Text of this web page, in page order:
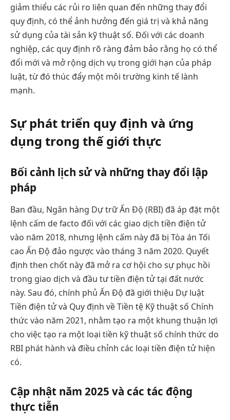
giảm thiểu các rủi ro liên quan đến những thay đổi
quy định, có thể ảnh hưởng đến giá trị và khả năng
sử dụng của tài sản kỹ thuật số. Đối với các doanh
nghiệp, các quy định rõ ràng đảm bảo rằng họ có thể
đổi mới và mở rộng dịch vụ trong giới hạn của pháp
luật, từ đó thúc đẩy một môi trường kinh tế lành
mạnh.
Sự phát triển quy định và ứng
dụng trong thế giới thực
Bối cảnh lịch sử và những thay đổi lập
pháp
Ban đầu, Ngân hàng Dự trữ Ấn Độ (RBI) đã áp đặt một
lệnh cấm de facto đối với các giao dịch tiền điện tử
vào năm 2018, nhưng lệnh cấm này đã bị Tòa án Tối
cao Ấn Độ đảo ngược vào tháng 3 năm 2020. Quyết
định then chốt này đã mở ra cơ hội cho sự phục hồi
trong giao dịch và đầu tư tiền điện tử tại đất nước
này. Sau đó, chính phủ Ấn Độ đã giới thiệu Dự luật
Tiền điện tử và Quy định về Tiền tệ Kỹ thuật số Chính
thức vào năm 2021, nhằm tạo ra một khung thuận lợi
cho việc tạo ra một loại tiền kỹ thuật số chính thức do
RBI phát hành và điều chỉnh các loại tiền điện tử hiện
có.
Cập nhật năm 2025 và các tác động
thực tiễn